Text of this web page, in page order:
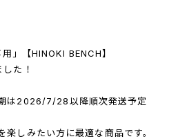
」【HINOKI BENCH】
た！
は2026/7/28以降順次発送予定
楽しみたい方に最適な商品です。